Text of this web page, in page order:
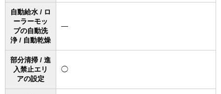
自動給水 / ロ
ーラーモッ
プの自動洗
浄 / 自動乾燥
―
部分清掃 / 進
入禁止エリ
アの設定
◯